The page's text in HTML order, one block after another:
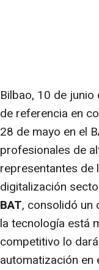
Bilbao, 10 de
de referencia en
28 de mayo en el
profesionales de
representantes de
digitalización
BAT, consolidó un
la tecnología está
competitivo lo
automatización en